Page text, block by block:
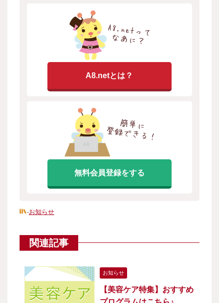
A8.netとは？
無料会員登録をする
-お知らせ
関連記事
お知らせ
【美容ケア特集】おすすめ